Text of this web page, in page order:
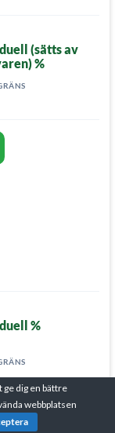
(sätts av
%
%
dig en bättre
webbplatsen